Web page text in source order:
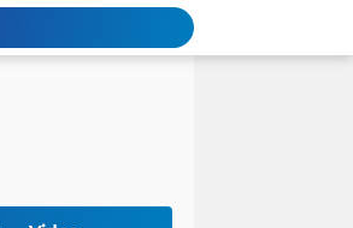
Optimalkan Penanganan Perkara, Kasi Pidum Kejari Musi Rawas Ikuti Bimtek AI dan Big Data